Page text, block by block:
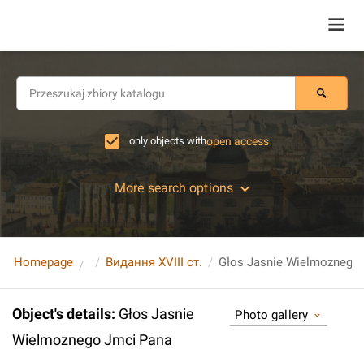
only objects withopen access
More search options
Homepage Видання XVIII ст.
Object's details: Głos Jasnie
Wielmoznego Jmci Pana
Photo gallery